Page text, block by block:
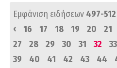
Εμφάνιση ειδήσεων 497-512
‹
16 17 18 19 20 21
27
28 29 30 31 32 33
39
40 41 42 43 44